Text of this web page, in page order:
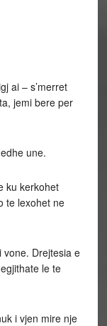
ai – s’merret
jemi bere per
une.
ku kerkohet
te lexohet ne
vone. Drejtesia e
le te
i vjen mire nje